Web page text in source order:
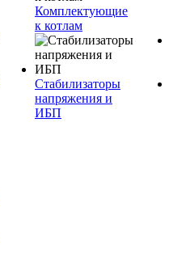
Комплектующие
к котлам
Стабилизаторы
напряжения и
ИБП